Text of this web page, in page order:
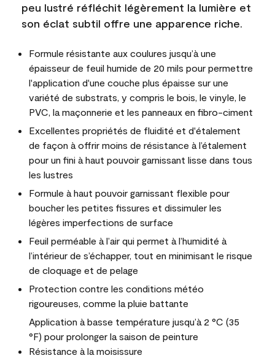
peu lustré réfléchit légèrement la lumière et
son éclat subtil offre une apparence riche.
Formule résistante aux coulures jusqu’à une
épaisseur de feuil humide de 20 mils pour permettre
l'application d'une couche plus épaisse sur une
variété de substrats, y compris le bois, le vinyle, le
PVC, la maçonnerie et les panneaux en fibro-ciment
Excellentes propriétés de fluidité et d'étalement
de façon à offrir moins de résistance à l’étalement
pour un fini à haut pouvoir garnissant lisse dans tous
les lustres
Formule à haut pouvoir garnissant flexible pour
boucher les petites fissures et dissimuler les
légères imperfections de surface
Feuil perméable à l’air qui permet à l’humidité à
l’intérieur de s’échapper, tout en minimisant le risque
de cloquage et de pelage
Protection contre les conditions météo
rigoureuses, comme la pluie battante
Application à basse température jusqu’à 2 °C (35
°F) pour prolonger la saison de peinture
Résistance à la moisissure